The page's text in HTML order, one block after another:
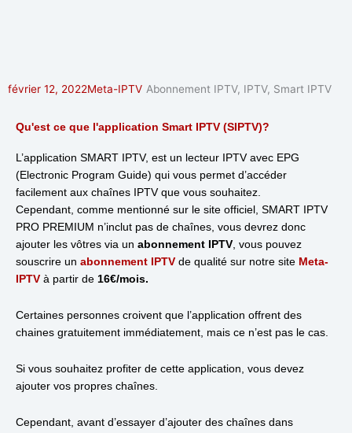
février 12, 2022Meta-IPTV Abonnement IPTV, IPTV, Smart IPTV
Qu'est ce que l'application Smart IPTV (SIPTV)?
L’application SMART IPTV, est un lecteur IPTV avec EPG
(Electronic Program Guide) qui vous permet d’accéder
facilement aux chaînes IPTV que vous souhaitez.
Cependant, comme mentionné sur le site officiel, SMART IPTV
PRO PREMIUM n’inclut pas de chaînes, vous devrez donc
ajouter les vôtres via un abonnement IPTV, vous pouvez
souscrire un abonnement IPTV de qualité sur notre site Meta-
IPTV à partir de 16€/mois.
Certaines personnes croivent que l’application offrent des
chaines gratuitement immédiatement, mais ce n’est pas le cas.
Si vous souhaitez profiter de cette application, vous devez
ajouter vos propres chaînes.
Cependant, avant d’essayer d’ajouter des chaînes dans